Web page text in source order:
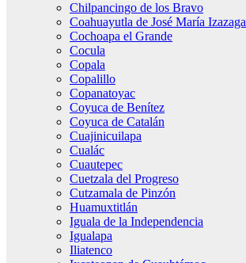
Chilpancingo de los Bravo
Coahuayutla de José María Izazaga
Cochoapa el Grande
Cocula
Copala
Copalillo
Copanatoyac
Coyuca de Benítez
Coyuca de Catalán
Cuajinicuilapa
Cualác
Cuautepec
Cuetzala del Progreso
Cutzamala de Pinzón
Huamuxtitlán
Iguala de la Independencia
Igualapa
Iliatenco